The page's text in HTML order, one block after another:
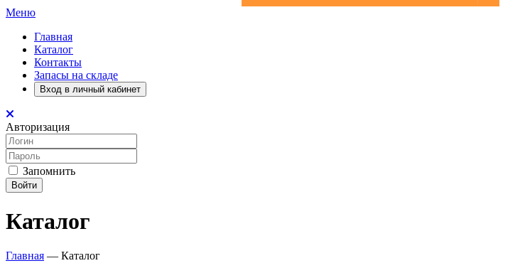
Меню
Главная
Каталог
Контакты
Запасы на складе
Вход в личный кабинет
Авторизация
Запомнить
Войти
Каталог
Главная — Каталог